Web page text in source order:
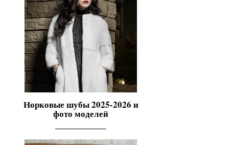
Норковые шубы 2025-2026 и
фото моделей